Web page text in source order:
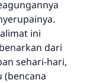
ini
dari
sehari-hari,
(bencana